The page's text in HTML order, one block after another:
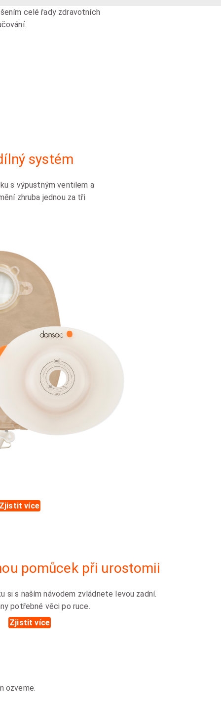
celé řady zdravotních
systém
s výpustným ventilem a
zhruba jednou za tři
Zjistit více
pomůcek při urostomii
si s naším návodem zvládnete levou zadní.
potřebné věci po ruce.
Zjistit více
ozveme.